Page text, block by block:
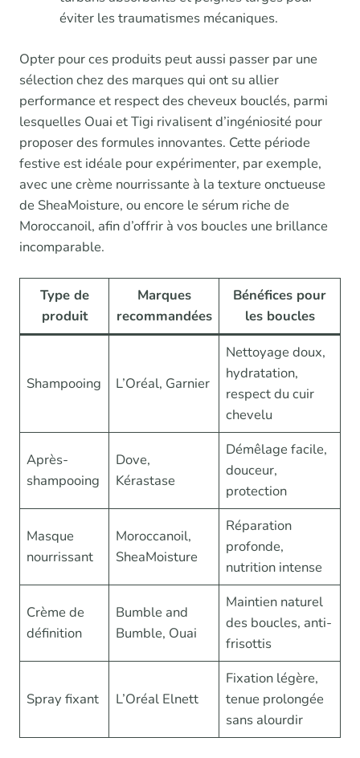
éviter les traumatismes mécaniques.
Opter pour ces produits peut aussi passer par une
sélection chez des marques qui ont su allier
performance et respect des cheveux bouclés, parmi
lesquelles Ouai et Tigi rivalisent d’ingéniosité pour
proposer des formules innovantes. Cette période
festive est idéale pour expérimenter, par exemple,
avec une crème nourrissante à la texture onctueuse
de SheaMoisture, ou encore le sérum riche de
Moroccanoil, afin d’offrir à vos boucles une brillance
incomparable.
Type de
produit
Marques
recommandées
Bénéfices pour
les boucles
Shampooing L’Oréal, Garnier
Nettoyage doux,
hydratation,
respect du cuir
chevelu
Après-
shampooing
Dove,
Kérastase
Démêlage facile,
douceur,
protection
Masque
nourrissant
Moroccanoil,
SheaMoisture
Réparation
profonde,
nutrition intense
Crème de
définition
Bumble and
Bumble, Ouai
Maintien naturel
des boucles, anti-
frisottis
Spray fixant L’Oréal Elnett
Fixation légère,
tenue prolongée
sans alourdir